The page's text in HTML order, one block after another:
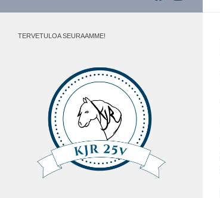
TERVETULOA SEURAAMME!